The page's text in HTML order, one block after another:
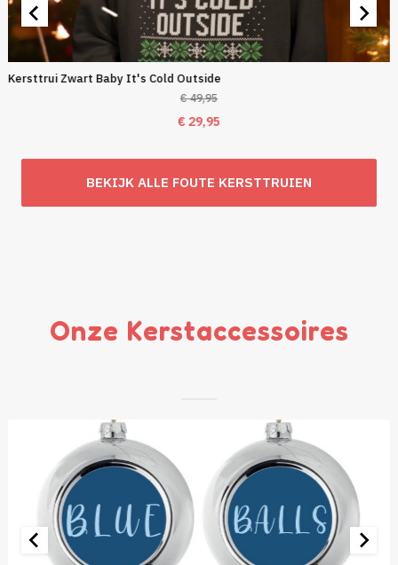
Kersttrui Zwart Baby It's Cold Outside
€49,95
Oorspronkelijke
was:
€29,95
is:
BEKIJK ALLE FOUTE KERSTTRUIEN
Onze Kerstaccessoires